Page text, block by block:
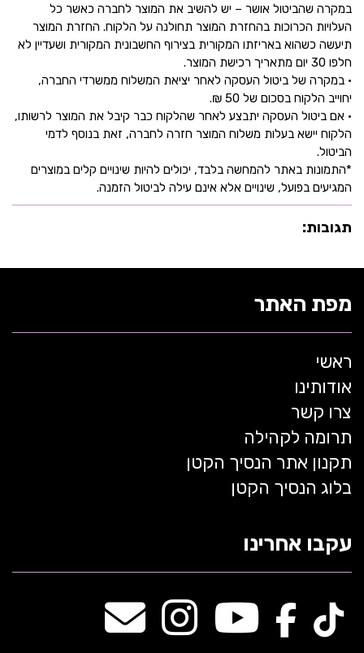
במקרה שהביטול אושר – יש להשיב את המוצר לחברה כאשר כל
העלויות הכרוכות בהחזרת המוצר תחולנה על הלקוח. החזרת המוצר
תיעשה כשהוא באריזתו המקורית בצירוף החשבונית המקורית ושעדיין לא
חלפו 30 יום מתאריך רכישת המוצר.
• במקרה של ביטול העסקה לאחר יציאת המשלוח ממשרדי החברה,
יחוייב הלקוח בסכום של 50 ₪.
• אם ביטול העסקה יתבצע לאחר שהלקוח כבר קיבל את המוצר לרשותו,
הלקוח יישא בעלות משלוח המוצר חזרה לחברה, זאת בנוסף לדמי
הביטול.
*התמונות באתר להמחשה בלבד, יכולים להיות שינויים קלים במוצרים
המגיעים בפועל, שינויים אלא אינם עילה לביטול הזמנה.
תגובות:
מפת האתר
ראשי
אודותינו
צרו קשר
תרומה לקהילה
תקנון אתר הנסיך הקטן
בלוג הנסיך הקטן
עקבו אחרינו